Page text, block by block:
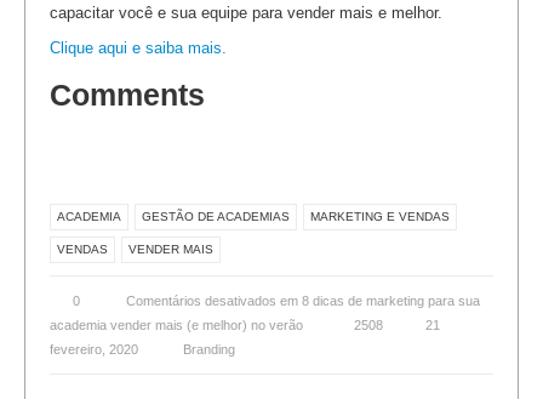
capacitar você e sua equipe para vender mais e melhor.
Clique aqui e saiba mais.
Comments
ACADEMIA GESTÃO DE ACADEMIAS MARKETING E VENDAS
VENDAS VENDER MAIS
0 Comentários desativados em 8 dicas de marketing para sua
academia vender mais (e melhor) no verão
2508
21
fevereiro, 2020
Branding